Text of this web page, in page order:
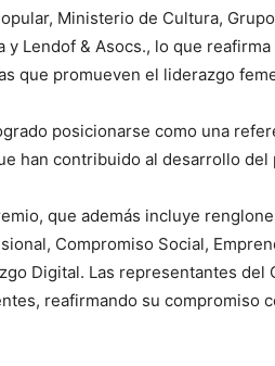
Ministerio de Cultura,
Lendof & Asocs., lo que
que promueven el liderazgo
posicionarse como una
han contribuido al desarrollo del
que además incluye
Compromiso Social,
Digital. Las representantes del
reafirmando su compromiso